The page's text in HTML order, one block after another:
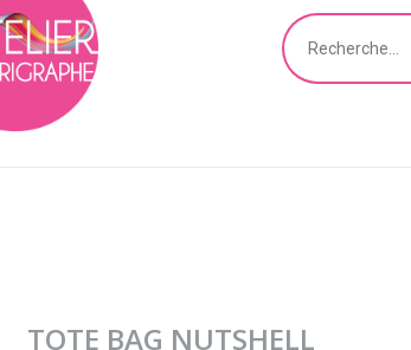
TOTE BAG NUTSHELL